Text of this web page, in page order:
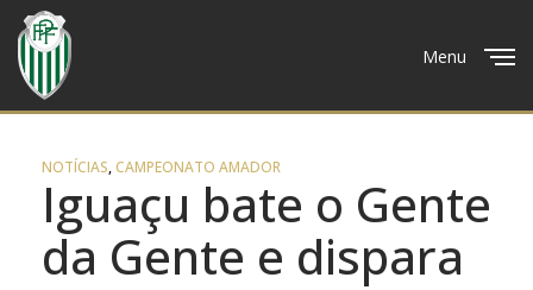
Menu
NOTÍCIAS,CAMPEONATO AMADOR
Iguaçu bate o Gente
da Gente e dispara